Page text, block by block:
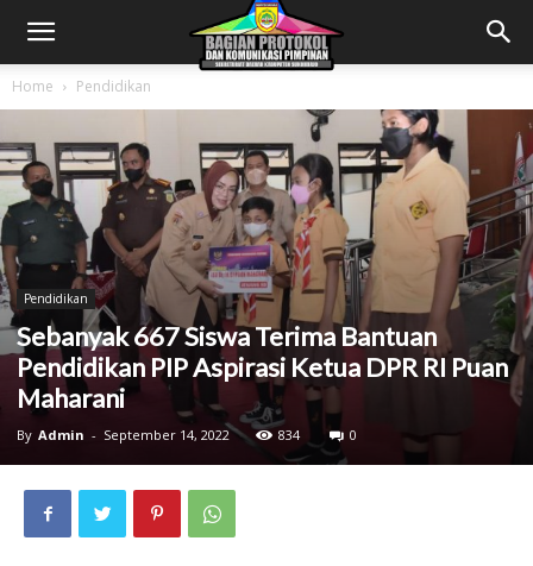
Home Pendidikan
Pendidikan
Sebanyak 667 Siswa Terima Bantuan
Pendidikan PIP Aspirasi Ketua DPR RI Puan
Maharani
By Admin - September 14, 2022 834 0